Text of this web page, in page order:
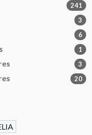
241
3
6
1
3
20